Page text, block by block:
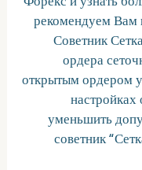
рекомендуем Вам
Советник
ордера
открытым ордером
уменьшить
советник